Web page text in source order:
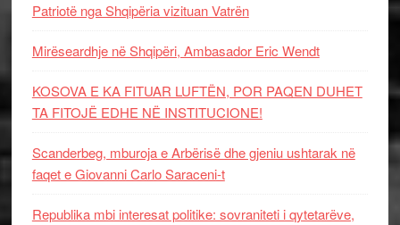
Patriotë nga Shqipëria vizituan Vatrën
Mirëseardhje në Shqipëri, Ambasador Eric Wendt
KOSOVA E KA FITUAR LUFTËN, POR PAQEN DUHET
TA FITOJË EDHE NË INSTITUCIONE!
Scanderbeg, mburoja e Arbërisë dhe gjeniu ushtarak në
faqet e Giovanni Carlo Saraceni-t
Republika mbi interesat politike: sovraniteti i qytetarëve,